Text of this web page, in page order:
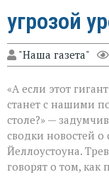
угрозой
"Наша газета"
«А если этот
станет с нашими
столе?» —
сводки новостей о
Йеллоустоуна.
говорят о том,